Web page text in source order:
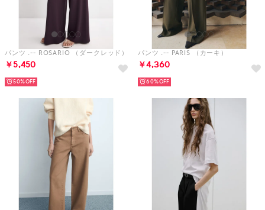
パンツ .-- ROSARIO （ダークレッド）
￥5,450
50%
パンツ .-- PARIS （カーキ）
￥4,360
60%